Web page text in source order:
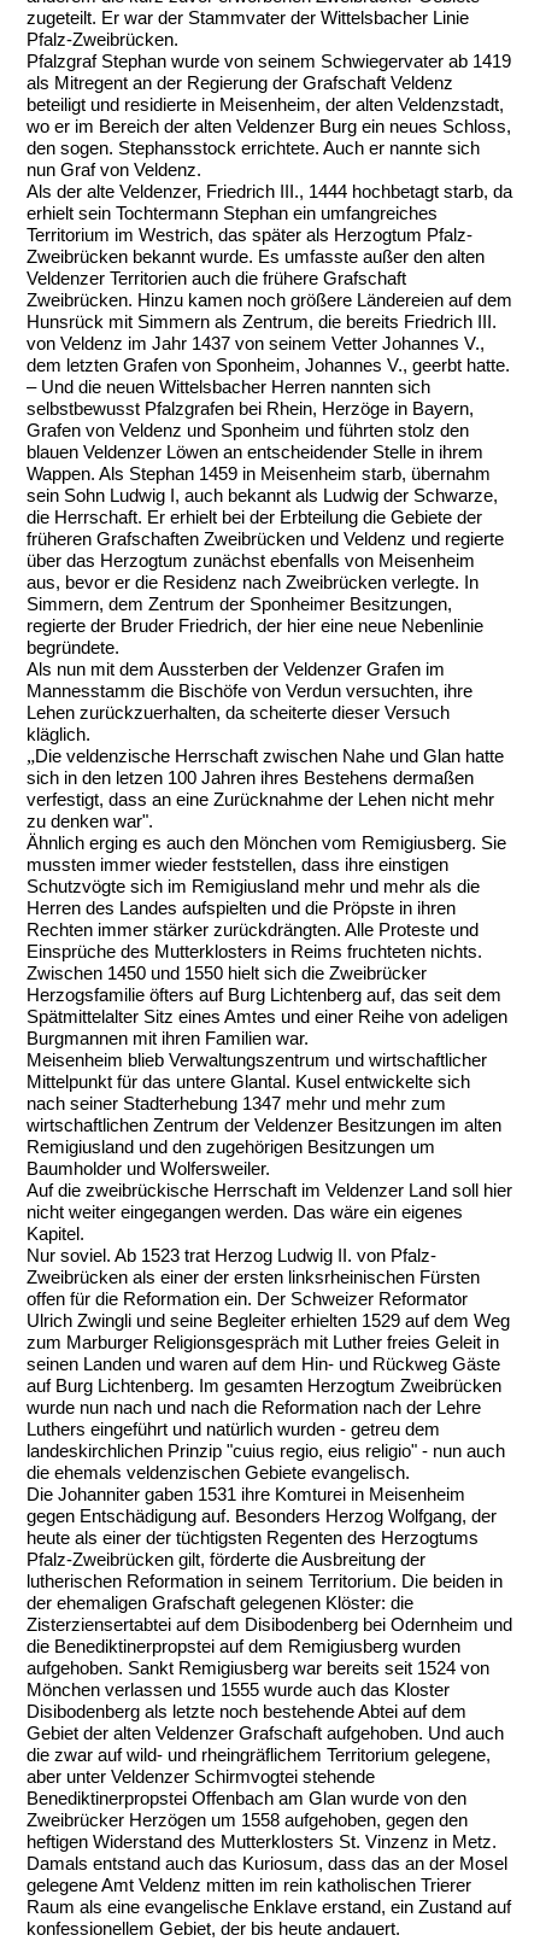
zugeteilt. Er war der Stammvater der Wittelsbacher Linie
Pfalz-Zweibrücken.
Pfalzgraf Stephan wurde von seinem Schwiegervater ab 1419
als Mitregent an der Regierung der Grafschaft Veldenz
beteiligt und residierte in Meisenheim, der alten Veldenzstadt,
wo er im Bereich der alten Veldenzer Burg ein neues Schloss,
den sogen. Stephansstock errichtete. Auch er nannte sich
nun Graf von Veldenz.
Als der alte Veldenzer, Friedrich III., 1444 hochbetagt starb, da
erhielt sein Tochtermann Stephan ein umfangreiches
Territorium im Westrich, das später als Herzogtum Pfalz-
Zweibrücken bekannt wurde. Es umfasste außer den alten
Veldenzer Territorien auch die frühere Grafschaft
Zweibrücken. Hinzu kamen noch größere Ländereien auf dem
Hunsrück mit Simmern als Zentrum, die bereits Friedrich III.
von Veldenz im Jahr 1437 von seinem Vetter Johannes V.,
dem letzten Grafen von Sponheim, Johannes V., geerbt hatte.
– Und die neuen Wittelsbacher Herren nannten sich
selbstbewusst Pfalzgrafen bei Rhein, Herzöge in Bayern,
Grafen von Veldenz und Sponheim und führten stolz den
blauen Veldenzer Löwen an entscheidender Stelle in ihrem
Wappen. Als Stephan 1459 in Meisenheim starb, übernahm
sein Sohn Ludwig I, auch bekannt als Ludwig der Schwarze,
die Herrschaft. Er erhielt bei der Erbteilung die Gebiete der
früheren Grafschaften Zweibrücken und Veldenz und regierte
über das Herzogtum zunächst ebenfalls von Meisenheim
aus, bevor er die Residenz nach Zweibrücken verlegte. In
Simmern, dem Zentrum der Sponheimer Besitzungen,
regierte der Bruder Friedrich, der hier eine neue Nebenlinie
begründete.
Als nun mit dem Aussterben der Veldenzer Grafen im
Mannesstamm die Bischöfe von Verdun versuchten, ihre
Lehen zurückzuerhalten, da scheiterte dieser Versuch
kläglich.
„Die veldenzische Herrschaft zwischen Nahe und Glan hatte
sich in den letzen 100 Jahren ihres Bestehens dermaßen
verfestigt, dass an eine Zurücknahme der Lehen nicht mehr
zu denken war".
Ähnlich erging es auch den Mönchen vom Remigiusberg. Sie
mussten immer wieder feststellen, dass ihre einstigen
Schutzvögte sich im Remigiusland mehr und mehr als die
Herren des Landes aufspielten und die Pröpste in ihren
Rechten immer stärker zurückdrängten. Alle Proteste und
Einsprüche des Mutterklosters in Reims fruchteten nichts.
Zwischen 1450 und 1550 hielt sich die Zweibrücker
Herzogsfamilie öfters auf Burg Lichtenberg auf, das seit dem
Spätmittelalter Sitz eines Amtes und einer Reihe von adeligen
Burgmannen mit ihren Familien war.
Meisenheim blieb Verwaltungszentrum und wirtschaftlicher
Mittelpunkt für das untere Glantal. Kusel entwickelte sich
nach seiner Stadterhebung 1347 mehr und mehr zum
wirtschaftlichen Zentrum der Veldenzer Besitzungen im alten
Remigiusland und den zugehörigen Besitzungen um
Baumholder und Wolfersweiler.
Auf die zweibrückische Herrschaft im Veldenzer Land soll hier
nicht weiter eingegangen werden. Das wäre ein eigenes
Kapitel.
Nur soviel. Ab 1523 trat Herzog Ludwig II. von Pfalz-
Zweibrücken als einer der ersten linksrheinischen Fürsten
offen für die Reformation ein. Der Schweizer Reformator
Ulrich Zwingli und seine Begleiter erhielten 1529 auf dem Weg
zum Marburger Religionsgespräch mit Luther freies Geleit in
seinen Landen und waren auf dem Hin- und Rückweg Gäste
auf Burg Lichtenberg. Im gesamten Herzogtum Zweibrücken
wurde nun nach und nach die Reformation nach der Lehre
Luthers eingeführt und natürlich wurden - getreu dem
landeskirchlichen Prinzip "cuius regio, eius religio" - nun auch
die ehemals veldenzischen Gebiete evangelisch.
Die Johanniter gaben 1531 ihre Komturei in Meisenheim
gegen Entschädigung auf. Besonders Herzog Wolfgang, der
heute als einer der tüchtigsten Regenten des Herzogtums
Pfalz-Zweibrücken gilt, förderte die Ausbreitung der
lutherischen Reformation in seinem Territorium. Die beiden in
der ehemaligen Grafschaft gelegenen Klöster: die
Zisterziensertabtei auf dem Disibodenberg bei Odernheim und
die Benediktinerpropstei auf dem Remigiusberg wurden
aufgehoben. Sankt Remigiusberg war bereits seit 1524 von
Mönchen verlassen und 1555 wurde auch das Kloster
Disibodenberg als letzte noch bestehende Abtei auf dem
Gebiet der alten Veldenzer Grafschaft aufgehoben. Und auch
die zwar auf wild- und rheingräflichem Territorium gelegene,
aber unter Veldenzer Schirmvogtei stehende
Benediktinerpropstei Offenbach am Glan wurde von den
Zweibrücker Herzögen um 1558 aufgehoben, gegen den
heftigen Widerstand des Mutterklosters St. Vinzenz in Metz.
Damals entstand auch das Kuriosum, dass das an der Mosel
gelegene Amt Veldenz mitten im rein katholischen Trierer
Raum als eine evangelische Enklave erstand, ein Zustand auf
konfessionellem Gebiet, der bis heute andauert.